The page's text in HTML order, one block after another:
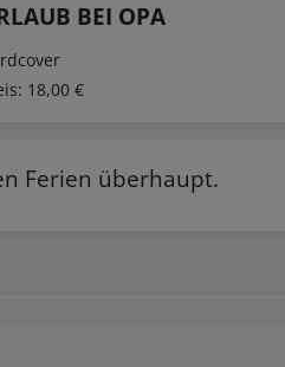
Burmeister
Erdling
BEI OPA
18,00 €
Ferien überhaupt.